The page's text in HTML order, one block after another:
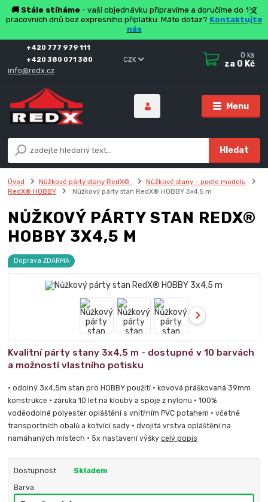
🚚 Stále stíháme - vaši objednávku připravíme a doručíme do 1-2
pracovních dnů bez expresního příplatku. Máte dotaz? Kontaktujte
nás
Menu
CZK
Hledat
+420 777 979 111
+420 380 071 380
info@redx.cz
0 ks
za 0 Kč
Úvod Nůžkové párty stany RedX®
Nůžkové stany - podle modelu
RedX® HOBBY
Nůžkový párty stan RedX® HOBBY 3x4,5 m
NŮŽKOVÝ PÁRTY STAN REDX®
HOBBY 3X4,5 M
Doprava ZDARMA
Kvalitní párty stany 3x4,5 m - dostupné v 10 barvách
a možností vlastního potisku
• odolný 3x4,5m stan pro HOBBY použití • kovová práškovaná 39mm
konstrukce • záruka 10 let na klouby a spoje z nylonu • 100%
voděodolné polyester opláštění s vnitřním PVC potahem • včetně
transportních obalů a kotvící sady • dvojitá vrstva opláštění na
namáhaných místech • 5x nastavení výškycelý popis
Dostupnost Skladem
Barva